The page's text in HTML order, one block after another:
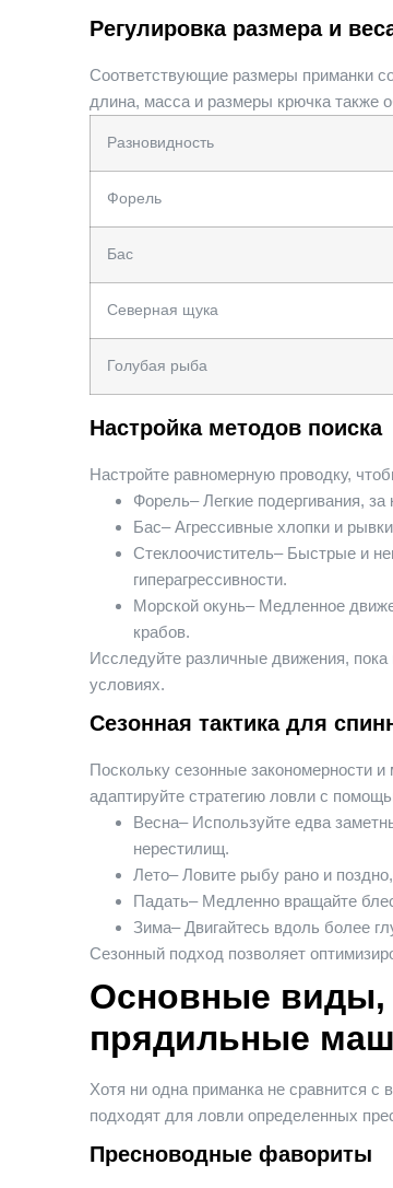
Регулировка размера и
Соответствующие размеры приманки
длина, масса и размеры крючка также
Разновидность
Форель
Бас
Северная щука
Голубая рыба
Настройка методов поиска
Настройте равномерную проводку,
Форель– Легкие подергивания,
Бас– Агрессивные хлопки и
Стеклоочиститель– Быстрые и
гиперагрессивности.
Морской окунь– Медленное
крабов.
Исследуйте различные движения,
условиях.
Сезонная тактика для
Поскольку сезонные закономерности
адаптируйте стратегию ловли с
Весна– Используйте едва
нерестилищ.
Лето– Ловите рыбу рано и
Падать– Медленно вращайте
Зима– Двигайтесь вдоль более
Сезонный подход позволяет
Основные виды,
прядильные
Хотя ни одна приманка не сравнится
подходят для ловли определенных
Пресноводные фавориты